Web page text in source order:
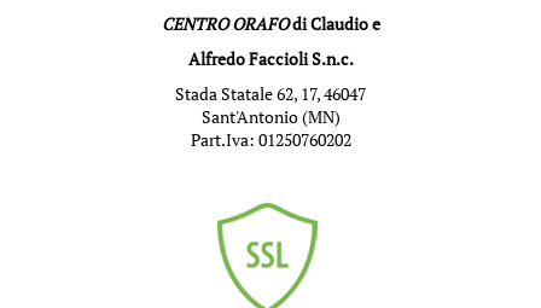
CENTRO ORAFOdi Claudio e
Alfredo Faccioli S.n.c.
Stada Statale 62, 17, 46047
Sant'Antonio (MN)
Part.Iva: 01250760202